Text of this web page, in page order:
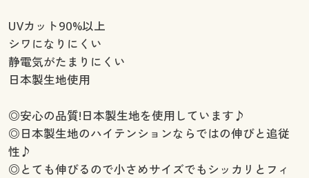
UVカット90%以上
シワになりにくい
静電気がたまりにくい
日本製生地使用
◎安心の品質!日本製生地を使用しています♪
◎日本製生地のハイテンションならではの伸びと追従
性♪
◎とても伸びるので小さめサイズでもシッカリとフィ